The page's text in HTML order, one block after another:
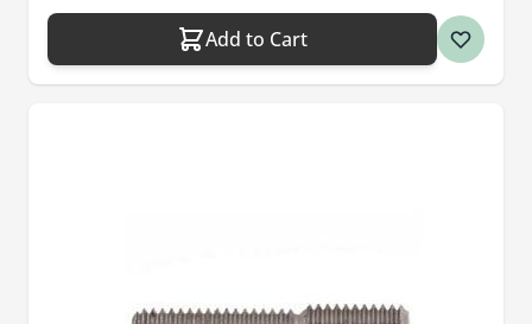
Add to Cart